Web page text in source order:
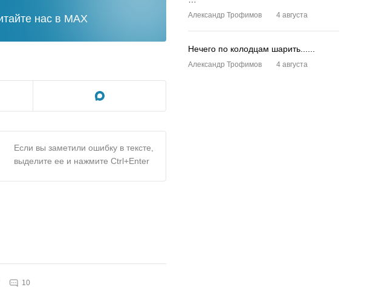
нас в MAX
Если вы заметили ошибку в тексте,
выделите ее и нажмите Ctrl+Enter
10
Александр Трофимов 4 августа
Нечего по колодцам шарить......
Александр Трофимов 4 августа